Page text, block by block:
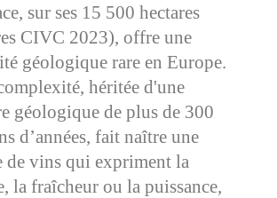
sur ses 15 500 hectares
CIVC 2023), offre une
géologique rare en Europe.
héritée d'une
géologique de plus de 300
d’années, fait naître une
de vins qui expriment la
la fraîcheur ou la puissance,